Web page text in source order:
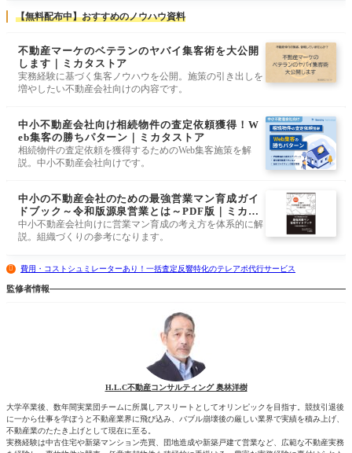
【無料配布中】おすすめのノウハウ資料
不動産マーケのベテランのヤバイ集客術を大公開
します｜ミカタストア
実務経験に基づく集客ノウハウを公開。施策の引き出しを
増やしたい不動産会社向けの内容です。
中小不動産会社向け相続物件の査定依頼獲得！W
eb集客の勝ちパターン｜ミカタストア
相続物件の査定依頼を獲得するためのWeb集客施策を解
説。中小不動産会社向けです。
中小の不動産会社のための最強営業マン育成ガイ
ドブック～令和版源泉営業とは～PDF版｜ミカタ
ストア
中小不動産会社向けに営業マン育成の考え方を体系的に解
説。組織づくりの参考になります。
費用・コストシュミレーターあり！一括査定反響特化のテレアポ代行サービス
監修者情報
H.L.C不動産コンサルティング 奥林洋樹
大学卒業後、数年間実業団チームに所属しアスリートとしてオリンピックを目指す。競技引退後
に一から仕事を学ぼうと不動産業界に飛び込み、バブル崩壊後の厳しい業界で実績を積み上げ、
不動産業のたたき上げとして現在に至る。
実務経験は中古住宅や新築マンション売買、団地造成や新築戸建て営業など、広範な不動産実務